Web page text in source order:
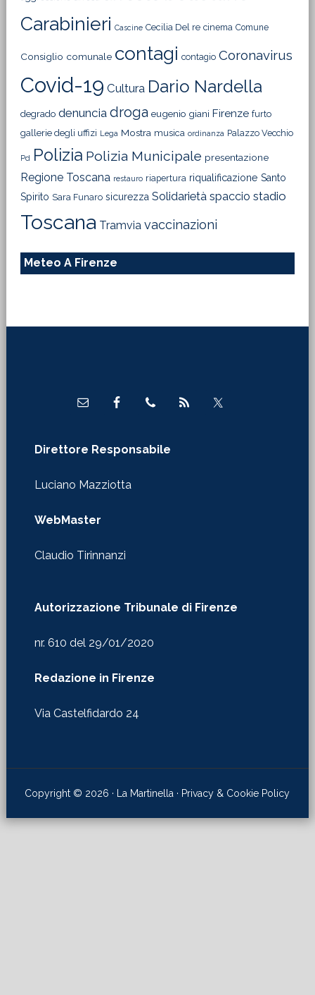
Carabinieri Cascine Cecilia Del re cinema Comune
Consiglio comunale contagi contagio Coronavirus
Covid-19 Cultura Dario Nardella
degrado denuncia droga eugenio giani Firenze furto
gallerie degli uffizi Lega Mostra musica ordinanza Palazzo Vecchio
Pd Polizia Polizia Municipale presentazione
Regione Toscana restauro riapertura riqualificazione Santo
Spirito Sara Funaro sicurezza Solidarietà spaccio stadio
Toscana Tramvia vaccinazioni
Meteo A Firenze
Direttore Responsabile
Luciano Mazziotta
WebMaster
Claudio Tirinnanzi
Autorizzazione Tribunale di Firenze
nr. 610 del 29/01/2020
Redazione in Firenze
Via Castelfidardo 24
Copyright © 2026 · La Martinella · Privacy & Cookie Policy